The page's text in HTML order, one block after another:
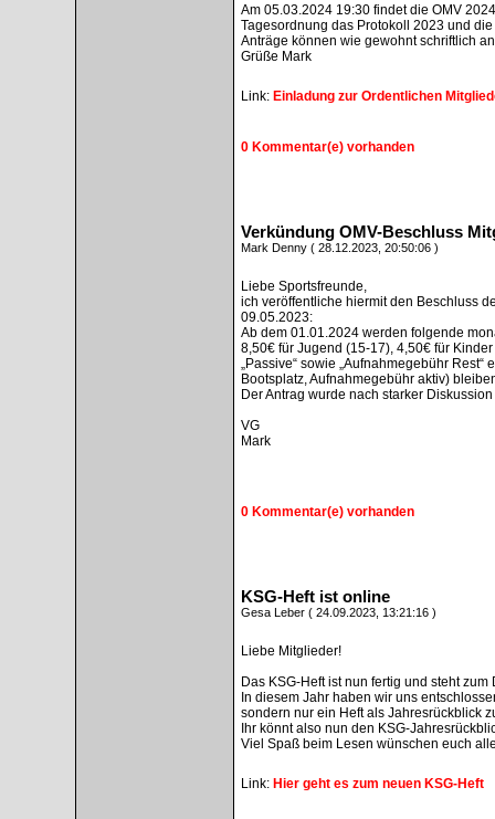
Am 05.03.2024 19:30 findet die OMV
Tagesordnung das Protokoll 2023 und
Anträge können wie gewohnt schriftlich
Grüße Mark
Link: Einladung zur Ordentlichen
0 Kommentar(e) vorhanden
Verkündung OMV-Beschluss
Mark Denny ( 28.12.2023, 20:50:06 )
Liebe Sportsfreunde,
ich veröffentliche hiermit den Beschluss
09.05.2023:
Ab dem 01.01.2024 werden folgende
8,50€ für Jugend (15-17), 4,50€ für
„Passive“ sowie „Aufnahmegebühr
Bootsplatz, Aufnahmegebühr aktiv)
Der Antrag wurde nach starker
VG
Mark
0 Kommentar(e) vorhanden
KSG-Heft ist online
Gesa Leber ( 24.09.2023, 13:21:16 )
Liebe Mitglieder!
Das KSG-Heft ist nun fertig und steht
In diesem Jahr haben wir uns
sondern nur ein Heft als Jahresrückblick
Ihr könnt also nun den KSG-
Viel Spaß beim Lesen wünschen euch
Link: Hier geht es zum neuen KSG-Heft